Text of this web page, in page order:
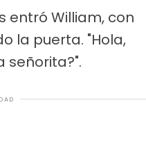
entró William, con
la puerta. "Hola,
señorita?".